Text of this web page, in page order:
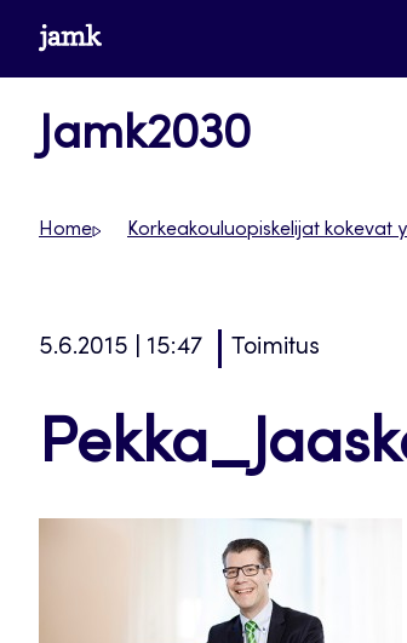
Siirrywww.jamk.fi
Jamk2030
Home Korkeakouluopiskelijat kokevat
5.6.2015 | 15:47 Toimitus